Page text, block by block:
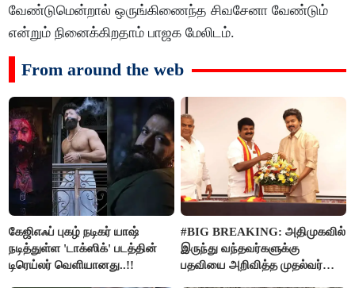
வேண்டுமென்றால் ஒருங்கிணைந்த சிவசேனா வேண்டும்
என்றும் நினைக்கிறதாம் பாஜக மேலிடம்.
From around the web
கேஜிஎஃப் புகழ் நடிகர் யாஷ்
நடித்துள்ள 'டாக்‌ஸிக்' படத்தின்
டிரெய்லர் வெளியானது..!!
#BIG BREAKING: அதிமுகவில்
இருந்து வந்தவர்களுக்கு
பதவியை அறிவித்த முதல்வர்